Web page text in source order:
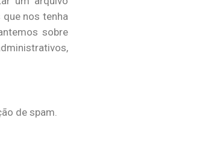
nos tenha
sobre
de spam.